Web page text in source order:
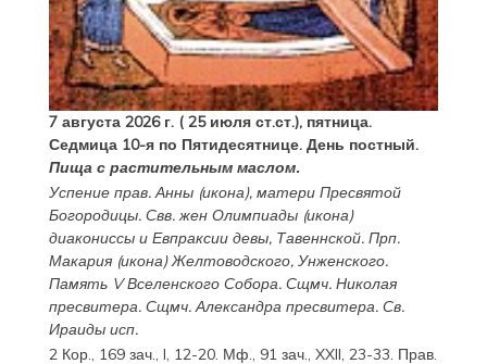
7 августа 2026 г. ( 25 июля ст.ст.), пятница.
Седмица 10-я по Пятидесятнице. День постный.
Пища с растительным маслом.
Успение прав.Анны(икона), матери Пресвятой
Богородицы. Свв. жен Олимпиады(икона)
диакониссы и Евпраксиидевы, Тавеннской. Прп.
Макария(икона) Желтоводского, Унженского.
Память V Вселенского Собора. Сщмч. Николая
пресвитера. Сщмч.Александрапресвитера. Св.
Ираидыисп.
2 Кор., 169 зач., I, 12-20. Мф., 91 зач., XXII, 23-33. Прав.